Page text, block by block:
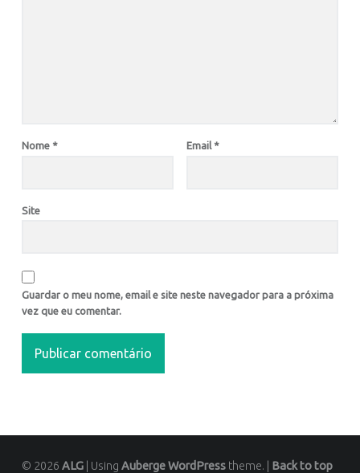
Nome * Email *
Site
Guardar o meu nome, email e site neste navegador para a próxima
vez que eu comentar.
© 2026 ALG Using AubergeWordPresstheme. Back to top